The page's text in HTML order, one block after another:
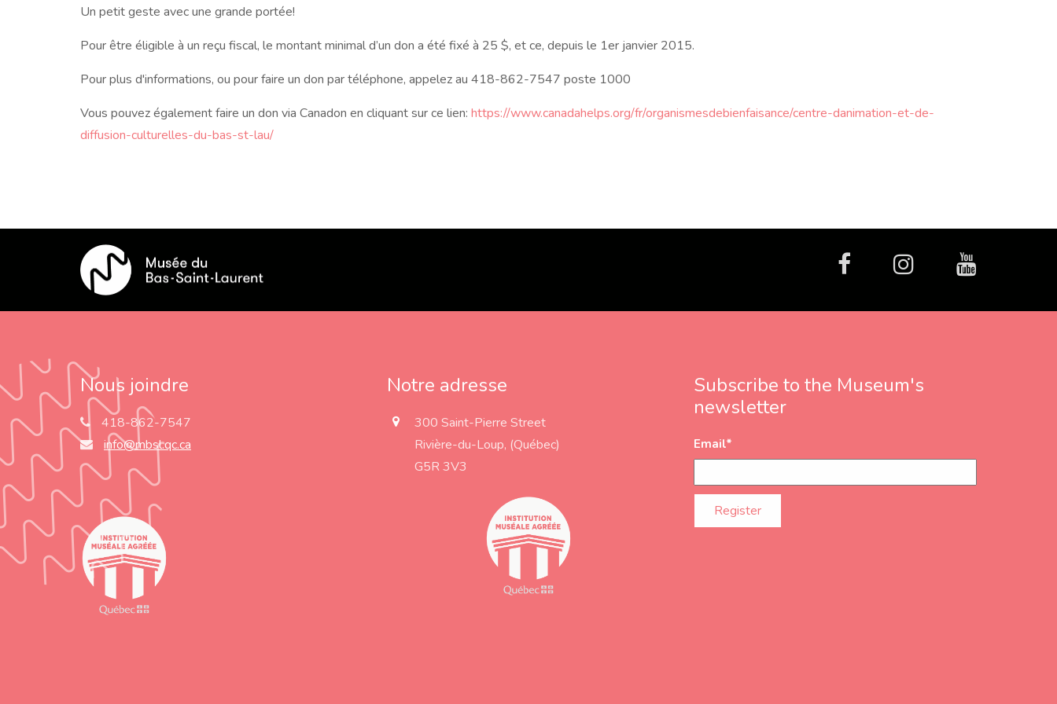
Un petit geste avec une grande portée!
Pour être éligible à un reçu fiscal, le montant minimal d’un don a été fixé à 25 $, et ce, depuis le 1er janvier 2015.
Pour plus d'informations, ou pour faire un don par téléphone, appelez au 418-862-7547 poste 1000
Vous pouvez également faire un don via Canadon en cliquant sur ce lien: https://www.canadahelps.org/fr/organismesdebienfaisance/centre-danimation-et-de-
diffusion-culturelles-du-bas-st-lau/
facebookInstagram
Nous joindre
418-862-7547
info@mbsl.qc.ca
Notre adresse
a
300 Saint-Pierre Street
Rivière-du-Loup, (Québec)
G5R 3V3
Subscribe to the Museum's
newsletter
Email*